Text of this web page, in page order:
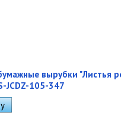
вырубки "Листья
JCDZ-105-347